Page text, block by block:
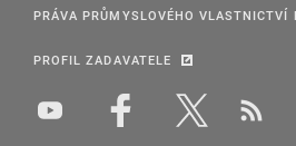
PRÁVA PRŮMYSLOVÉHO VLASTNICTVÍ
PROFIL ZADAVATELE